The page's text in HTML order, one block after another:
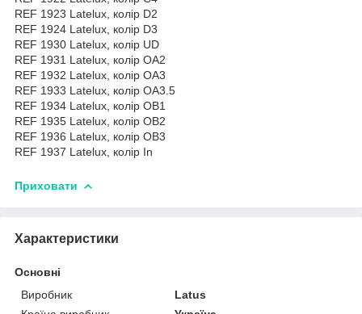
REF 1923 Latelux, колір D2
REF 1924 Latelux, колір D3
REF 1930 Latelux, колір UD
REF 1931 Latelux, колір ОА2
REF 1932 Latelux, колір ОА3
REF 1933 Latelux, колір ОА3.5
REF 1934 Latelux, колір ОВ1
REF 1935 Latelux, колір ОВ2
REF 1936 Latelux, колір ОВ3
REF 1937 Latelux, колір In
Приховати
Характеристики
Основні
Виробник
Latus